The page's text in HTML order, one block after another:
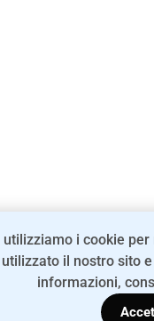
utilizziamo i cookie
il nostro sito
informazioni,